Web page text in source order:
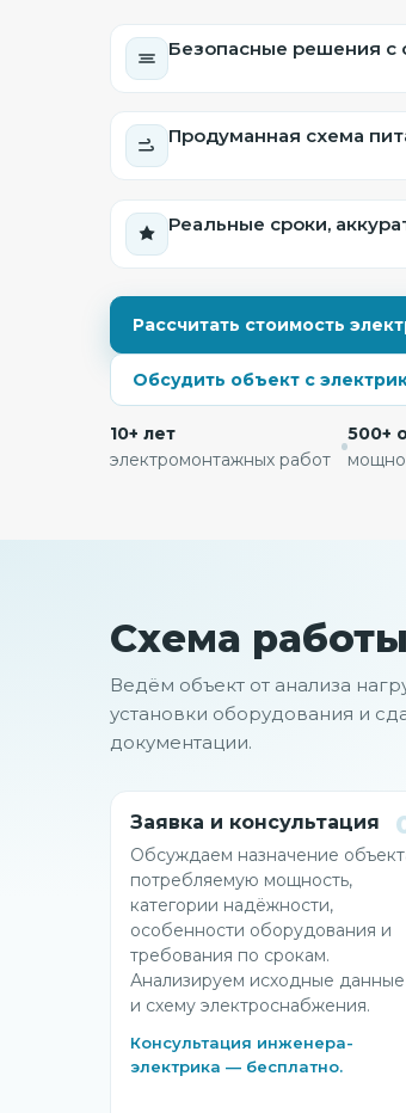
Безопасные решения
Продуманная схема
Реальные сроки,
Рассчитать стоимость
Обсудить объект с
10+ лет
электромонтажных работ
500+
Схема
Ведём объект от анализа
установки оборудования и
документации.
Заявка и консультация
Обсуждаем назначение
потребляемую мощность,
категории надёжности,
особенности оборудования и
требования по срокам.
Анализируем исходные данные
и схему электроснабжения.
Консультация инженера-
электрика — бесплатно.